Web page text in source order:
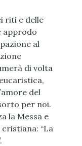
riti e delle
approdo
al
di volta
del
per noi.
la Messa e
“La